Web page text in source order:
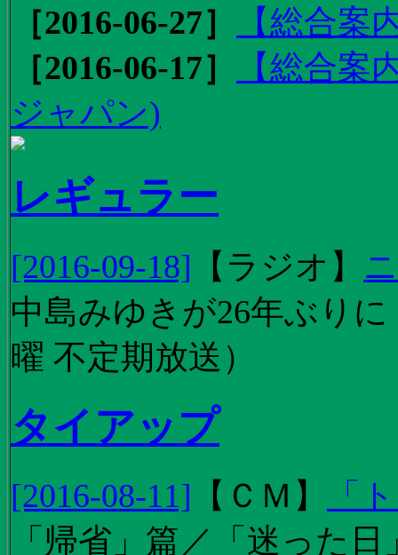
［2016-06-27］
【総合案
［2016-06-17］
【総合
ジャパン)
レギュラー
[2016-09-18] 【 ラジオ 】
中島みゆきが26年ぶり
曜 不定期放送）
タイアップ
[2016-08-11] 【 ＣＭ 】
「
「帰省」篇／「迷った